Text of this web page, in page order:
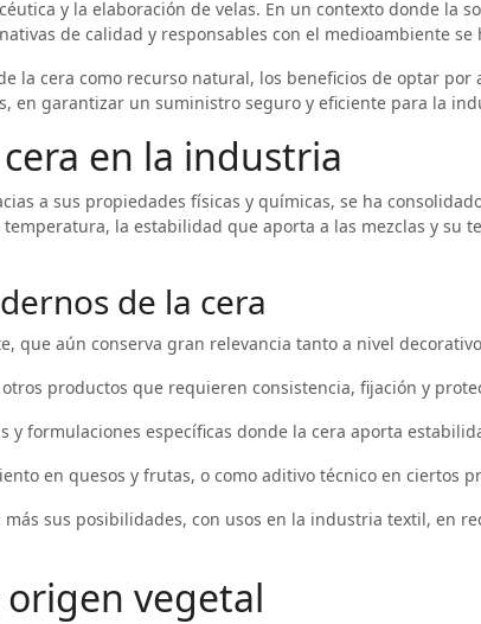
y la elaboración de velas. En un contexto donde la
de calidad y responsables con el medioambiente
la cera como recurso natural, los beneficios de optar
en garantizar un suministro seguro y eficiente para la
en la industria
a sus propiedades físicas y químicas, se ha
la estabilidad que aporta a las mezclas y su
de la cera
que aún conserva gran relevancia tanto a nivel
productos que requieren consistencia, fijación y
y formulaciones específicas donde la cera aporta
en quesos y frutas, o como aditivo técnico en ciertos
sus posibilidades, con usos en la industria textil, en
origen vegetal